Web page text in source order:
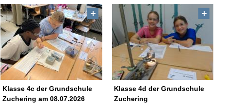
Klasse 4c der Grundschule
Zuchering am 08.07.2026
Klasse 4d der Grundschule
Zuchering